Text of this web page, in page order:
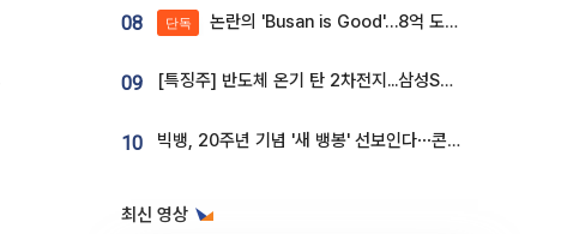
08 단독 논란의 'Busan is Good'…8억 도시브랜드, 용산 대통령실 CI 업체가 수행
09 [특징주] 반도체 온기 탄 2차전지...삼성SDI, 장 초반 7% 넘게 껑충
10 빅뱅, 20주년 기념 '새 뱅봉' 선보인다⋯콘서트 앞두고 팝업 개최
최신 영상